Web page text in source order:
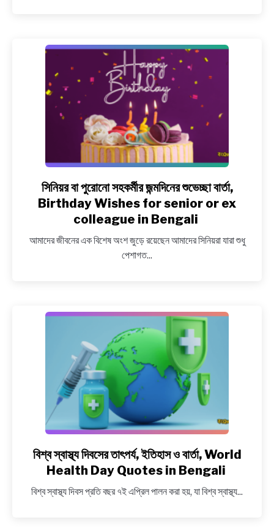
Wildlife
Day
Quotes
in
Bengali
link
to
সিনিয়র
পুরোনো
সহকর্মীর
Birthday
Wishes
for
senior
or
ex
colleague
in
Bengali
সিনিয়র বা পুরোনো সহকর্মীর জন্মদিনের শুভেচ্ছা বার্তা,
Birthday Wishes for senior or ex
colleague in Bengali
আমাদের জীবনের এক বিশেষ অংশ জুড়ে রয়েছেন আমাদের সিনিয়রা যারা শুধু
পেশাগত...
link
to
স্বাস্থ্য
বিশ্ব স্বাস্থ্য দিবসের তাৎপর্য, ইতিহাস ও বার্তা, World
Health Day Quotes in Bengali
বিশ্ব স্বাস্থ্য দিবস প্রতি বছর ৭ই এপ্রিল পালন করা হয়, যা বিশ্ব স্বাস্থ্য...